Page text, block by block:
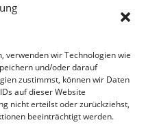
verwenden wir Technologien wie
und/oder darauf
zustimmst, können wir Daten
auf dieser Website
nicht erteilst oder zurückziehst,
beeinträchtigt werden.
nach einem Anschlag wäre